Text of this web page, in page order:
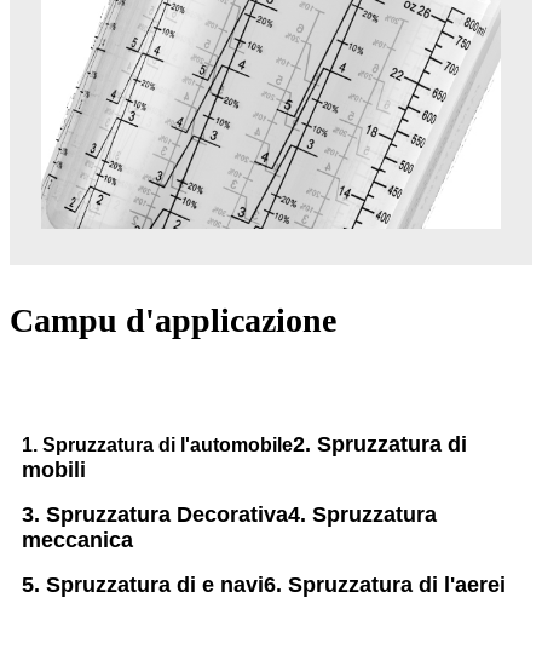
Campu d'applicazione
1. Spruzzatura di l'automobile2. Spruzzatura di
mobili
3. Spruzzatura Decorativa4. Spruzzatura
meccanica
5. Spruzzatura di e navi6. Spruzzatura di l'aerei